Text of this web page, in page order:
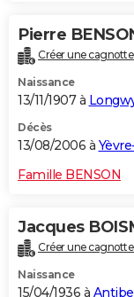
Pierre
Créer une
Naissance
13/11/1907 à
Décès
13/08/2006 à
Famille BENSON
Jacques
Créer une
Naissance
15/04/1936 à